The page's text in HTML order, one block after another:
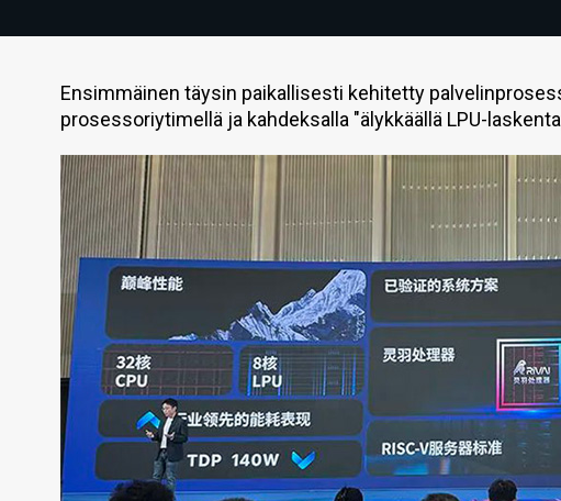
Ensimmäinen täysin paikallisesti kehitetty
prosessoriytimellä ja kahdeksalla "älykkäällä LPU-